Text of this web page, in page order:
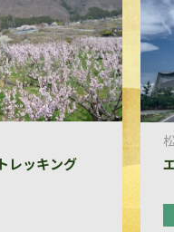
レッキング